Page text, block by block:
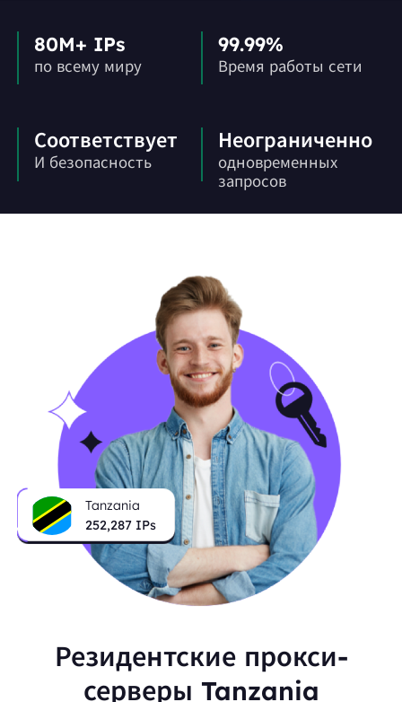
80M+ IPs
по всему миру
99.99%
Время работы сети
Соответствует
И безопасность
Неограниченно
одновременных
запросов
Tanzania
252,287 IPs
Резидентские прокси-
серверы Tanzania